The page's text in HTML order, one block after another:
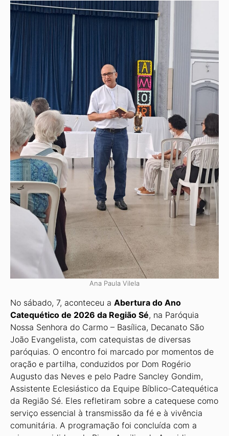
Ana Paula Vilela
No sábado, 7, aconteceu a Abertura do Ano
Catequético de 2026 da Região Sé, na Paróquia
Nossa Senhora do Carmo – Basílica, Decanato São
João Evangelista, com cate­quistas de diversas
paróquias. O encontro foi marcado por momentos de
oração e par­tilha, conduzidos por Dom Rogério
Augusto das Neves e pelo Padre Sancley Gondim,
Assistente Eclesiástico da Equipe Bíblico-Catequética
da Região Sé. Eles refletiram sobre a catequese como
serviço essencial à transmissão da fé e à vivência
comunitária. A pro­gramação foi concluída com a